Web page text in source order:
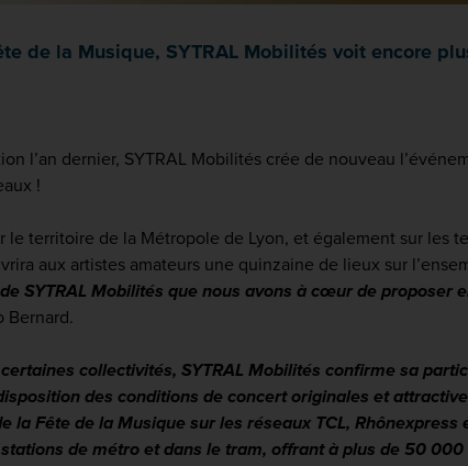
de la Musique, SYTRAL Mobilités voit encore
l’an dernier, SYTRAL Mobilités crée de nouveau
!
le territoire de la Métropole de Lyon, et également sur les
aux artistes amateurs une quinzaine de lieux sur
SYTRAL Mobilités que nous avons à cœur de
Bernard.
collectivités, SYTRAL Mobilités confirme sa
des conditions de concert originales et
la Fête de la Musique sur les réseaux TCL,
de métro et dans le tram, offrant à plus de 50